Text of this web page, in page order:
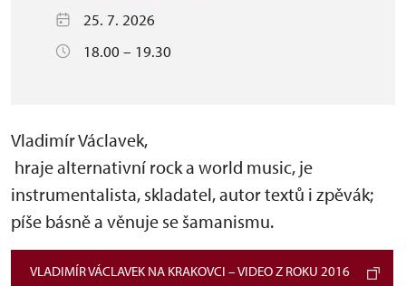
25. 7. 2026
18.00 – 19.30
Vladimír Václavek,
hraje alternativní rock a world music, je
instrumentalista, skladatel, autor textů i zpěvák;
píše básně a věnuje se šamanismu.
VLADIMÍR VÁCLAVEK NA KRAKOVCI – VIDEO Z ROKU 2016